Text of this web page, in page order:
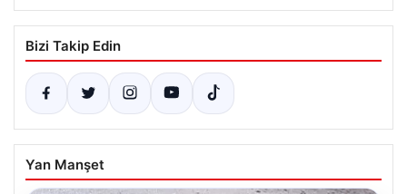
Bizi Takip Edin
Yan Manşet